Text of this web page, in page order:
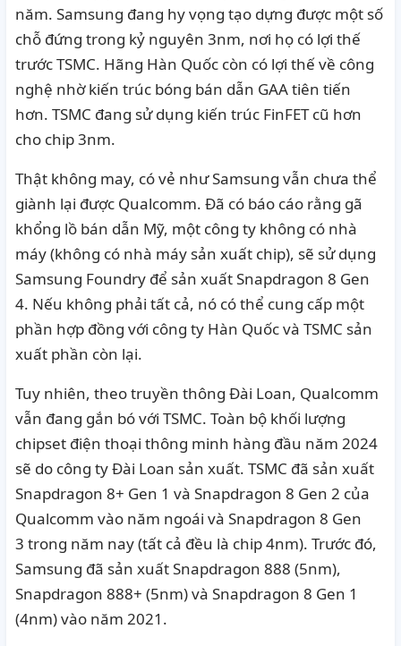
năm. Samsung đang hy vọng tạo dựng được một số
chỗ đứng trong kỷ nguyên 3nm, nơi họ có lợi thế
trước TSMC. Hãng Hàn Quốc còn có lợi thế về công
nghệ nhờ kiến ​​trúc bóng bán dẫn GAA tiên tiến
hơn. TSMC đang sử dụng kiến ​​trúc FinFET cũ hơn
cho chip 3nm.
Thật không may, có vẻ như Samsung vẫn chưa thể
giành lại được Qualcomm. Đã có báo cáo rằng gã
khổng lồ bán dẫn Mỹ, một công ty không có nhà
máy (không có nhà máy sản xuất chip), sẽ sử dụng
Samsung Foundry để sản xuất Snapdragon 8 Gen
4. Nếu không phải tất cả, nó có thể cung cấp một
phần hợp đồng với công ty Hàn Quốc và TSMC sản
xuất phần còn lại.
Tuy nhiên, theo truyền thông Đài Loan, Qualcomm
vẫn đang gắn bó với TSMC. Toàn bộ khối lượng
chipset điện thoại thông minh hàng đầu năm 2024
sẽ do công ty Đài Loan sản xuất. TSMC đã sản xuất
Snapdragon 8+ Gen 1 và Snapdragon 8 Gen 2 của
Qualcomm vào năm ngoái và Snapdragon 8 Gen
3 trong năm nay (tất cả đều là chip 4nm). Trước đó,
Samsung đã sản xuất Snapdragon 888 (5nm),
Snapdragon 888+ (5nm) và Snapdragon 8 Gen 1
(4nm) vào năm 2021.